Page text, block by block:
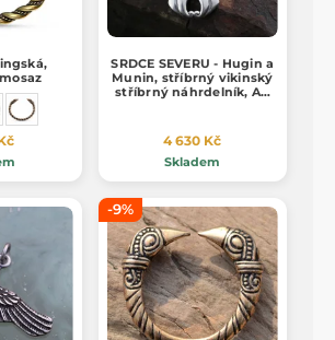
SRDCE SEVERU - Hugin a
Munin, stříbrný vikinský
stříbrný náhrdelník, Ag
4 630 Kč
Skladem
-9%